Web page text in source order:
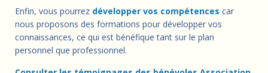
Enfin, vous pourrez développer vos compétences car
nous proposons des formations pour développer vos
connaissances, ce qui est bénéfique tant sur le plan
personnel que professionnel.